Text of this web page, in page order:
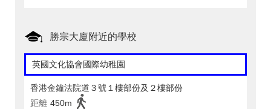
勝宗大廈附近的學校
英國文化協會國際幼稚園
香港金鐘法院道３號１樓部份及２樓部份
距離 450m